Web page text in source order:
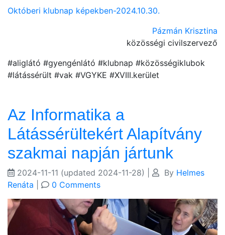
Októberi klubnap képekben-2024.10.30.
Pázmán Krisztina
közösségi civilszervező
#aliglátó #gyengénlátó #klubnap #közösségiklubok
#látássérült #vak #VGYKE #XVIII.kerület
Az Informatika a
Látássérültekért Alapítvány
szakmai napján jártunk
2024-11-11 (updated 2024-11-28) By Helmes
Renáta
0 Comments